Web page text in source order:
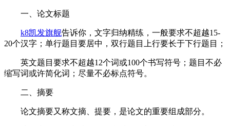
一、论文标题
k8凯发旗舰告诉你，文字归纳精练，一般要求不超越15-
20个汉字；单行题目要居中，双行题目上行要长于下行题目；
英文题目要求不超越12个词或100个书写符号；题目不必
缩写词或许简化词；尽量不必标点符号。
二、摘要
论文摘要又称文摘、提要，是论文的重要组成部分。